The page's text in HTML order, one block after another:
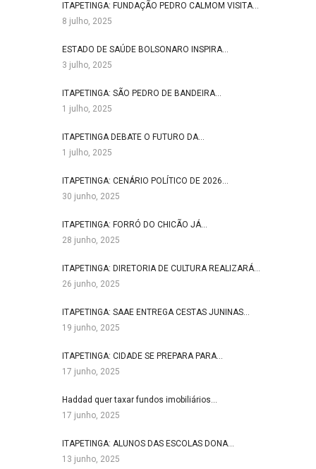
ITAPETINGA: FUNDAÇÃO PEDRO CALMOM VISITA…
8 julho, 2025
ESTADO DE SAÚDE BOLSONARO INSPIRA…
3 julho, 2025
ITAPETINGA: SÃO PEDRO DE BANDEIRA…
1 julho, 2025
ITAPETINGA DEBATE O FUTURO DA…
1 julho, 2025
ITAPETINGA: CENÁRIO POLÍTICO DE 2026…
30 junho, 2025
ITAPETINGA: FORRÓ DO CHICÃO JÁ…
28 junho, 2025
ITAPETINGA: DIRETORIA DE CULTURA REALIZARÁ…
26 junho, 2025
ITAPETINGA: SAAE ENTREGA CESTAS JUNINAS…
19 junho, 2025
ITAPETINGA: CIDADE SE PREPARA PARA…
17 junho, 2025
Haddad quer taxar fundos imobiliários…
17 junho, 2025
ITAPETINGA: ALUNOS DAS ESCOLAS DONA…
13 junho, 2025